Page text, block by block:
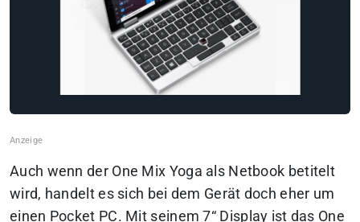
Auch wenn der One Mix Yoga als Netbook betitelt
wird, handelt es sich bei dem Gerät doch eher um
einen Pocket PC. Mit seinem 7“ Display ist das One